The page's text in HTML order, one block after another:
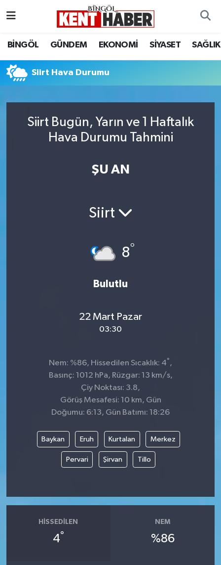
BİNGÖL GÜNDEM EKONOMİ SİYASET SAĞLIK
Siirt Hava Durumu
Siirt Bugün, Yarın ve 1 Haftalık
Hava Durumu Tahmini
ŞU AN
Siirt
8°
Bulutlu
22 Mart Pazar
03:30
Nem: %86, Hissedilen Sıcaklık: 4° ,
Basınç: 1012 hPa, Rüzgar: 13 km/s,
Çiy Noktası: 3.8,
Görüş Mesafesi: 10 km, Gün
Doğumu: 6:13, Gün Batımı: 18:26
Baykan Eruh Kurtalan Merkez
Pervari Şirvan Tillo
HISSEDILEN
4°
NEM
%86
BİLİM-TEKNOLOJİ
DÜNYA
EKONOMİ
SOLHAN
YAYLADERE
YEDİSU
Bingöl Hava Durumu
Bingöl Namaz Vakitleri
Süper Lig Puan Durumu ve Fikstür